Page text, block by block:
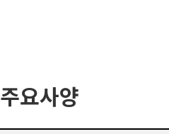
주요사양